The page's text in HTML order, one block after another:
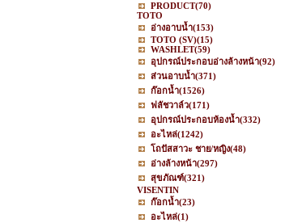
PRODUCT(70)
TOTO
อ่างอาบน้ำ(153)
TOTO (SV)(15)
WASHLET(59)
อุปกรณ์ประกอบอ่างล้างหน้า(92)
ส่วนอาบน้ำ(371)
ก๊อกน้ำ(1526)
ฟลัชวาล์ว(171)
อุปกรณ์ประกอบห้องน้ำ(332)
อะไหล่(1242)
โถปัสสาวะ ชาย/หญิง(48)
อ่างล้างหน้า(297)
สุขภัณฑ์(321)
VISENTIN
ก๊อกน้ำ(23)
อะไหล่(1)